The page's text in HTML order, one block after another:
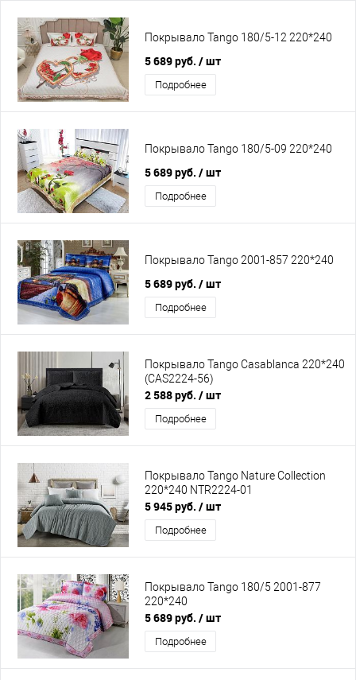
Покрывало Tango 180/5-12 220*240
5 689 руб. / шт
Подробнее
Покрывало Tango 180/5-09 220*240
5 689 руб. / шт
Подробнее
Покрывало Tango 2001-857 220*240
5 689 руб. / шт
Подробнее
Покрывало Tango Casablanca 220*240
(CAS2224-56)
2 588 руб. / шт
Подробнее
Покрывало Tango Nature Collection
220*240 NTR2224-01
5 945 руб. / шт
Подробнее
Покрывало Tango 180/5 2001-877
220*240
5 689 руб. / шт
Подробнее